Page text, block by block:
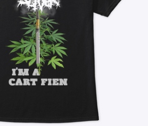
Venda en todas partes
Venda lo que sea